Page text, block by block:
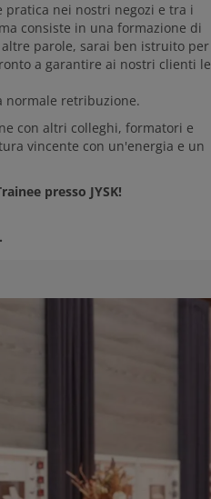
nei nostri negozi e tra i
consiste in una formazione di
parole, sarai ben istruito per
a garantire ai nostri clienti le
normale retribuzione.
con altri colleghi, formatori e
vincente con un'energia e un
presso JYSK!